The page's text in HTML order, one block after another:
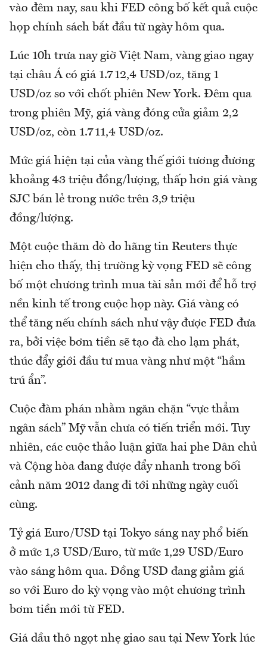
vào đêm nay, sau khi FED công bố kết quả cuộc
họp chính sách bắt đầu từ ngày hôm qua.
Lúc 10h trưa nay giờ Việt Nam, vàng giao ngay
tại châu Á có giá 1.712,4 USD/oz, tăng 1
USD/oz so với chốt phiên New York. Đêm qua
trong phiên Mỹ, giá vàng đóng cửa giảm 2,2
USD/oz, còn 1.711,4 USD/oz.
Mức giá hiện tại của vàng thế giới tương đương
khoảng 43 triệu đồng/lượng, thấp hơn giá vàng
SJC bán lẻ trong nước trên 3,9 triệu
đồng/lượng.
Một cuộc thăm dò do hãng tin Reuters thực
hiện cho thấy, thị trường kỳ vọng FED sẽ công
bố một chương trình mua tài sản mới để hỗ trợ
nền kinh tế trong cuộc họp này. Giá vàng có
thể tăng nếu chính sách như vậy được FED đưa
ra, bởi việc bơm tiền sẽ tạo đà cho lạm phát,
thúc đẩy giới đầu tư mua vàng như một “hầm
trú ẩn”.
Cuộc đàm phán nhằm ngăn chặn “vực thẳm
ngân sách” Mỹ vẫn chưa có tiến triển mới. Tuy
nhiên, các cuộc thảo luận giữa hai phe Dân chủ
và Cộng hòa đang được đẩy nhanh trong bối
cảnh năm 2012 đang đi tới những ngày cuối
cùng.
Tỷ giá Euro/USD tại Tokyo sáng nay phổ biến
ở mức 1,3 USD/Euro, từ mức 1,29 USD/Euro
vào sáng hôm qua. Đồng USD đang giảm giá
so với Euro do kỳ vọng vào một chương trình
bơm tiền mới từ FED.
Giá dầu thô ngọt nhẹ giao sau tại New York lúc